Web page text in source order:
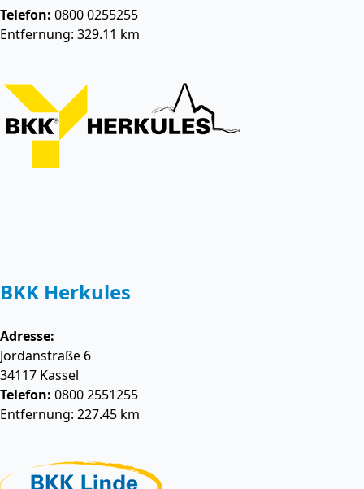
Telefon: 0800 0255255
Entfernung: 329.11 km
BKK Herkules
Adresse:
Jordanstraße 6
34117 Kassel
Telefon: 0800 2551255
Entfernung: 227.45 km